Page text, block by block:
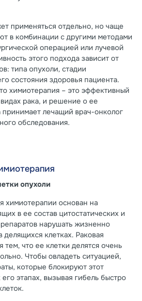
применяться отдельно, но чаще
в комбинации с другими методами
операцией или лучевой
этого подхода зависит от
типа опухоли, стадии
состояния здоровья пациента.
химиотерапия – это эффективный
рака, и решение о ее
принимает лечащий врач-онколог
обследования.
опухоли
химиотерапии основан на
в ее состав цитостатических и
нарушать жизненно
клетках. Раковая
тем, что ее клетки делятся очень
Чтобы овладеть ситуацией,
которые блокируют этот
этапах, вызывая гибель быстро